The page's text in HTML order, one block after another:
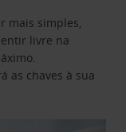
mais simples,
livre na
as chaves à sua